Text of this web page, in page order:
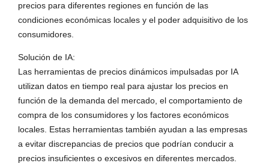
precios para diferentes regiones en función de las
condiciones económicas locales y el poder adquisitivo de los
consumidores.
Solución de IA:
Las herramientas de precios dinámicos impulsadas por IA
utilizan datos en tiempo real para ajustar los precios en
función de la demanda del mercado, el comportamiento de
compra de los consumidores y los factores económicos
locales. Estas herramientas también ayudan a las empresas
a evitar discrepancias de precios que podrían conducir a
precios insuficientes o excesivos en diferentes mercados.